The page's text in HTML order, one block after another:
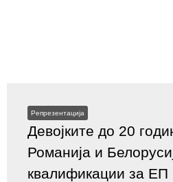
Репрезентација
Девојките до 20
Романија и
квалификации за ЕП